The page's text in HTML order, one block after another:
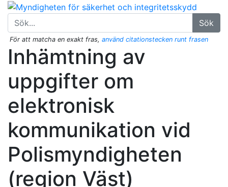
Sök
För att matcha en exakt fras, använd citationstecken runt frasen
Inhämtning av
uppgifter om
elektronisk
kommunikation vid
Polismyndigheten
(region Väst)